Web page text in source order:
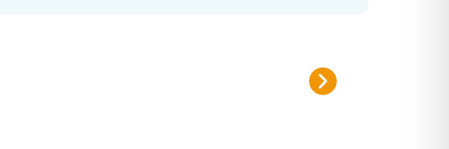
Plan canicule 2026
Inscrivez-vous sur le registre